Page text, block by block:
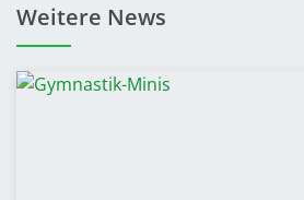
Weitere News